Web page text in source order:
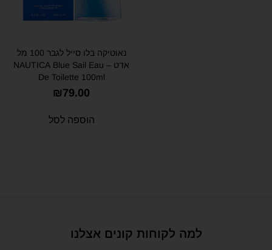
נאוטיקה בלו סייל לגבר 100 מל
אדט – NAUTICA Blue Sail Eau
De Toilette 100ml
₪79.00
הוספה לסל
למה לקוחות קונים אצלנו